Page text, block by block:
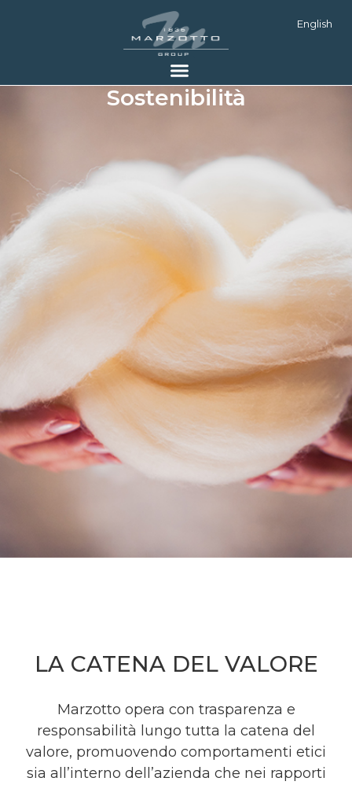
English
Sostenibilità
LA CATENA DEL VALORE
Marzotto opera con trasparenza e
responsabilità lungo tutta la catena del
valore, promuovendo comportamenti etici
sia all’interno dell’azienda che nei rapporti